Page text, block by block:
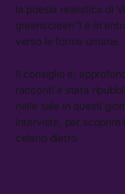
la poesia realistica di
greenscreen”) e in
verso le forme umane.
Il consiglio è:
racconti è stata
nelle sale in questi
interviste, per scoprire
celano dietro.